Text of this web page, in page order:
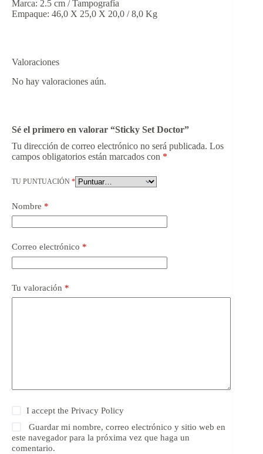
Marca: 2.5 cm / Tampografía
Empaque: 46,0 X 25,0 X 20,0 / 8,0 Kg
Valoraciones
No hay valoraciones aún.
Sé el primero en valorar “Sticky Set Doctor”
Tu dirección de correo electrónico no será publicada. Los
campos obligatorios están marcados con *
TU PUNTUACIÓN *
Nombre *
Correo electrónico *
Tu valoración *
I accept thePrivacy Policy
Guardar mi nombre, correo electrónico y sitio web en
este navegador para la próxima vez que haga un
comentario.